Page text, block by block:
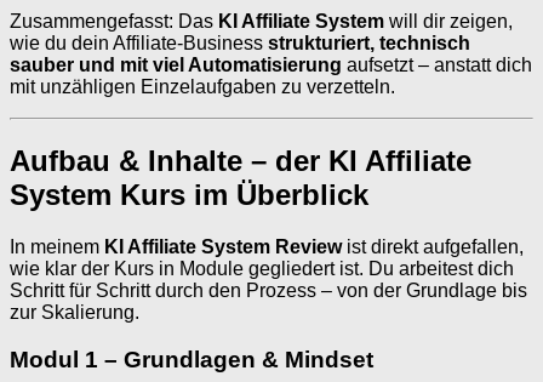
Zusammengefasst: Das KI Affiliate System will dir zeigen,
wie du dein Affiliate-Business strukturiert, technisch
sauber und mit viel Automatisierung aufsetzt – anstatt dich
mit unzähligen Einzelaufgaben zu verzetteln.
Aufbau & Inhalte – der KI Affiliate
System Kurs im Überblick
In meinem KI Affiliate System Reviewist direkt aufgefallen,
wie klar der Kurs in Module gegliedert ist. Du arbeitest dich
Schritt für Schritt durch den Prozess – von der Grundlage bis
zur Skalierung.
Modul 1 – Grundlagen & Mindset